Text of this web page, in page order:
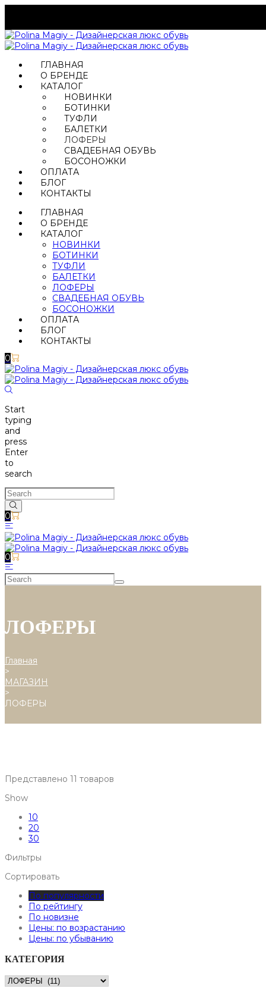
ГЛАВНАЯ
О БРЕНДЕ
КАТАЛОГ
НОВИНКИ
БОТИНКИ
ТУФЛИ
БАЛЕТКИ
ЛОФЕРЫ
СВАДЕБНАЯ ОБУВЬ
БОСОНОЖКИ
ОПЛАТА
БЛОГ
КОНТАКТЫ
ГЛАВНАЯ
О БРЕНДЕ
КАТАЛОГ
НОВИНКИ
БОТИНКИ
ТУФЛИ
БАЛЕТКИ
ЛОФЕРЫ
СВАДЕБНАЯ ОБУВЬ
БОСОНОЖКИ
ОПЛАТА
БЛОГ
КОНТАКТЫ
0
Start
typing
and
press
Enter
to
search
0
0
ЛОФЕРЫ
Главная
>
МАГАЗИН
>
ЛОФЕРЫ
Представлено 11 товаров
Show
10
20
30
Фильтры
Сортировать
По популярности
По рейтингу
По новизне
Цены: по возрастанию
Цены: по убыванию
КАТЕГОРИЯ